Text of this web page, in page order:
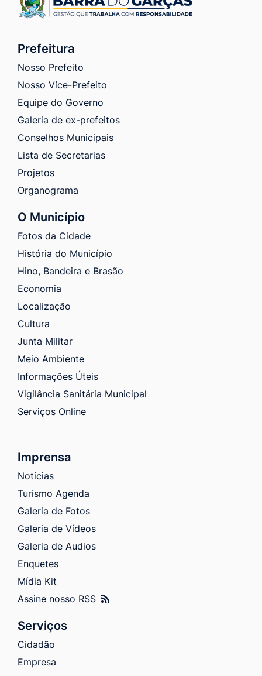
Prefeitura
Nosso Prefeito
Nosso Více-Prefeito
Equipe do Governo
Galeria de ex-prefeitos
Conselhos Municipais
Lista de Secretarias
Projetos
Organograma
O Município
Fotos da Cidade
História do Município
Hino, Bandeira e Brasão
Economia
Localização
Cultura
Junta Militar
Meio Ambiente
Informações Úteis
Vigilância Sanitária Municipal
Serviços Online
Imprensa
Notícias
Turismo Agenda
Galeria de Fotos
Galeria de Vídeos
Galeria de Audios
Enquetes
Mídia Kit
Assine nosso RSS
Serviços
Cidadão
Empresa